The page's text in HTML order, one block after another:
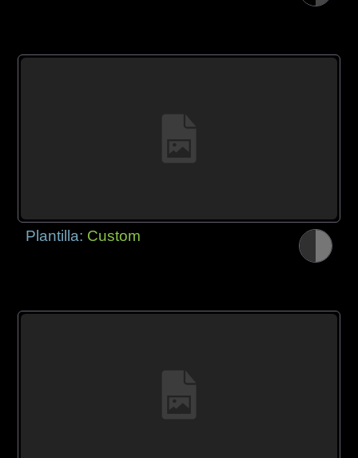
Plantilla: Custom